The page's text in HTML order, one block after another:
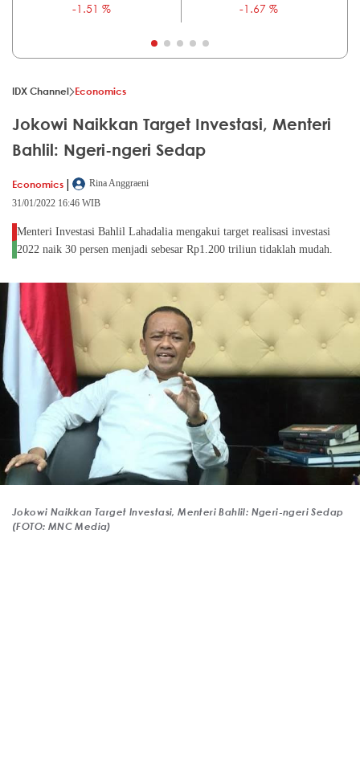
-1.51 %
-1.67 %
IDX Channel Economics
Jokowi Naikkan Target Investasi, Menteri
Bahlil: Ngeri-ngeri Sedap
Economics |
Rina Anggraeni
31/01/2022 16:46 WIB
Menteri Investasi Bahlil Lahadalia mengakui target realisasi investasi
2022 naik 30 persen menjadi sebesar Rp1.200 triliun tidaklah mudah.
Jokowi Naikkan Target Investasi, Menteri Bahlil: Ngeri-ngeri Sedap
(FOTO: MNC Media)